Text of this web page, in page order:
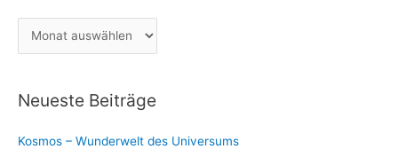
h
e
r
h
v
Neueste Beiträge
Kosmos – Wunderwelt des Universums